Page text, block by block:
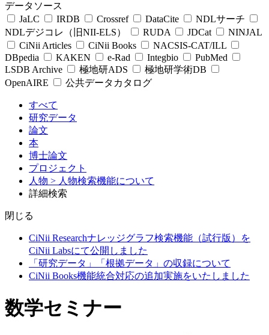
データソース
JaLC
IRDB Crossref DataCite
NDLサーチ
NDLデジコレ（旧NII-ELS）
RUDA JDCat
NINJAL
CiNii Articles
CiNii Books
NACSIS-CAT/ILL
DBpedia
KAKEN e-Rad Integbio
PubMed
LSDB Archive
極地研ADS
極地研学術DB
OpenAIRE
公共データカタログ
すべて
研究データ
論文
本
博士論文
プロジェクト
人物 > 人物検索機能について
詳細検索
閉じる
CiNii Researchナレッジグラフ検索機能（試行版）を
CiNii Labsにて公開しました
「研究データ」「根拠データ」の収録について
CiNii Books機能統合対応の追加実施をいたしました
数学セミナー